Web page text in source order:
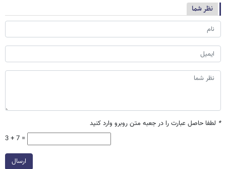
نظر شما
* لطفا حاصل عبارت را در جعبه متن روبرو وارد کنید
3 + 7 =
ارسال